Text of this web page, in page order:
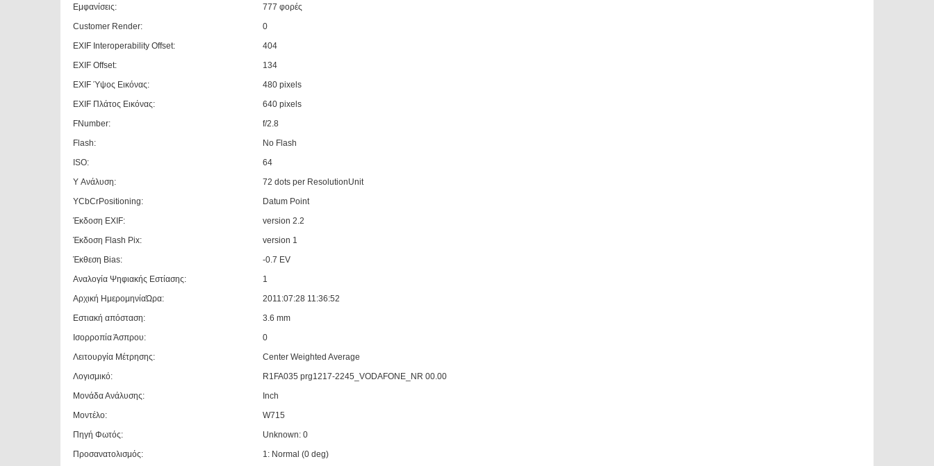
Εμφανίσεις:
777 φορές
Customer Render:
0
EXIF Interoperability Offset:
404
EXIF Offset:
134
EXIF Ύψος Εικόνας:
480 pixels
EXIF Πλάτος Εικόνας:
640 pixels
FNumber:
f/2.8
Flash:
No Flash
ISO:
64
Y Ανάλυση:
72 dots per ResolutionUnit
YCbCrPositioning:
Datum Point
Έκδοση EXIF:
version 2.2
Έκδοση Flash Pix:
version 1
Έκθεση Bias:
-0.7 EV
Αναλογία Ψηφιακής Εστίασης:
1
Αρχική ΗμερομηνίαΏρα:
2011:07:28 11:36:52
Εστιακή απόσταση:
3.6 mm
Ισορροπία Άσπρου:
0
Λειτουργία Μέτρησης:
Center Weighted Average
Λογισμικό:
R1FA035 prg1217-2245_VODAFONE_NR 00.00
Μονάδα Ανάλυσης:
Inch
Μοντέλο:
W715
Πηγή Φωτός:
Unknown: 0
Προσανατολισμός:
1: Normal (0 deg)